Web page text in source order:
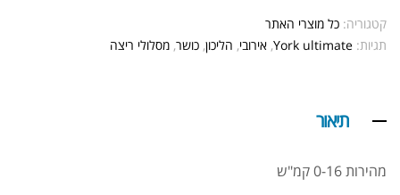
קטגוריה: כל מוצרי האתר
תגיות: York ultimate
, אירובי, הליכון, כושר, מסלולי ריצה
תיאור
מהירות 0-16 קמ"ש